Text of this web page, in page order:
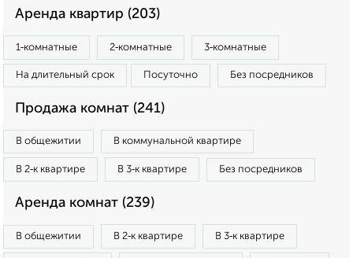
Аренда квартир (203)
1‑комнатные 2‑комнатные 3‑комнатные
На длительный срок Посуточно Без посредников
Продажа комнат (241)
В общежитии В коммунальной квартире
В 2‑к квартире В 3‑к квартире Без посредников
Аренда комнат (239)
В общежитии В 2‑к квартире В 3‑к квартире